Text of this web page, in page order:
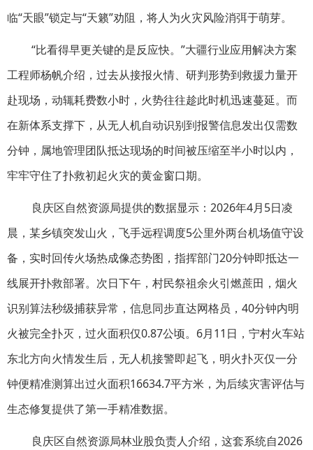
临“天眼”锁定与“天籁”劝阻，将人为火灾风险消弭于萌芽。
“比看得早更关键的是反应快。”大疆行业应用解决方案
工程师杨帆介绍，过去从接报火情、研判形势到救援力量开
赴现场，动辄耗费数小时，火势往往趁此时机迅速蔓延。而
在新体系支撑下，从无人机自动识别到报警信息发出仅需数
分钟，属地管理团队抵达现场的时间被压缩至半小时以内，
牢牢守住了扑救初起火灾的黄金窗口期。
良庆区自然资源局提供的数据显示：2026年4月5日凌
晨，某乡镇突发山火，飞手远程调度5公里外两台机场值守设
备，实时回传火场热成像态势图，指挥部门20分钟即抵达一
线展开扑救部署。次日下午，村民祭祖余火引燃蔗田，烟火
识别算法秒级捕获异常，信息同步直达网格员，40分钟内明
火被完全扑灭，过火面积仅0.87公顷。6月11日，宁村火车站
东北方向火情发生后，无人机接警即起飞，明火扑灭仅一分
钟便精准测算出过火面积16634.7平方米，为后续灾害评估与
生态修复提供了第一手精准数据。
良庆区自然资源局林业股负责人介绍，这套系统自2026